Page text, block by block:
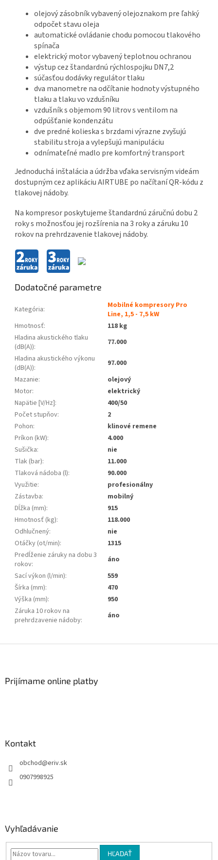
olejový zásobník vybavený olejoznakom pre ľahký
odpočet stavu oleja
automatické ovládanie chodu pomocou tlakového
spínača
elektrický motor vybavený teplotnou ochranou
výstup cez štandardnú rýchlospojku DN7,2
súčasťou dodávky regulátor tlaku
dva manometre na odčítanie hodnoty výstupného
tlaku a tlaku vo vzdušníku
vzdušník s objemom 90 litrov s ventilom na
odpúšťanie kondenzátu
dve predné kolieska s brzdami výrazne zvyšujú
stabilitu stroja a vylepšujú manipuláciu
odnímateľné madlo pre komfortný transport
Jednoduchá inštalácia a údržba vďaka servisným videám
dostupným cez aplikáciu AIRTUBE po načítaní QR-kódu z
tlakovej nádoby.
Na kompresor poskytujeme štandardnú záručnú dobu 2
roky s možnosťou jej rozšírenia na 3 roky a záruku 10
rokov na prehrdzavenie tlakovej nádoby.
Dodatočné parametre
Kategória:
Mobilné kompresory Pro
Line, 1,5 - 7,5 kW
Hmotnosť:
118 kg
Hladina akustického tlaku
(dB(A)):
77.000
Hladina akustického výkonu
(dB(A)):
97.000
Mazanie:
olejový
Motor:
elektrický
Napätie [V/Hz]:
400/50
Počet stupňov:
2
Pohon:
klinové remene
Príkon (kW):
4.000
Sušička:
nie
Tlak (bar):
11.000
Tlaková nádoba (l):
90.000
Využitie:
profesionálny
Zástavba:
mobilný
Dĺžka (mm):
915
Hmotnosť (kg):
118.000
Odhlučnený:
nie
Otáčky (ot/min):
1315
Predĺženie záruky na dobu 3
rokov:
áno
Sací výkon (l/min):
559
Šírka (mm):
470
Výška (mm):
950
Záruka 10 rokov na
prehrdzavenie nádoby: áno
Prijímame online platby
Kontakt
obchod@eriv.sk
0907998925
Vyhľadávanie
HĽADAŤ